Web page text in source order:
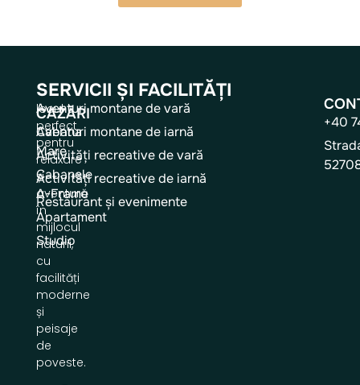
locul
perfect
pentru
relaxare
și
aventură
în
mijlocul
naturii,
cu
facilități
moderne
și
peisaje
de
poveste.
CAZĂRI
Cabana
Mare
Cabanele
A-Frame
Apartament
Studio
SERVICII ȘI FACILITĂȚI
Aventuri montane de vară
Aventuri montane de iarnă
Activități recreative de vară
Activități recreative de iarnă
Restaurant și evenimente
+40